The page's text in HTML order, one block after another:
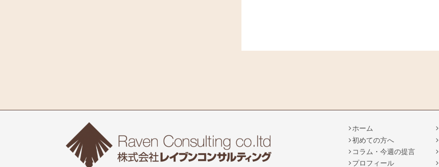
ホーム
初めての方へ
コラム・今週の提言
プロフィール